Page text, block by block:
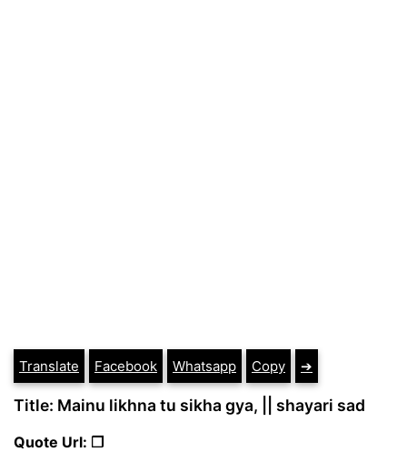
Translate Facebook Whatsapp Copy ➔
Title: Mainu likhna tu sikha gya, || shayari sad
Quote Url: ❐